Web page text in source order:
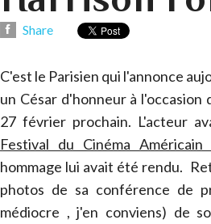
Share
C'est le Parisien qui l'annonce
un César d'honneur à l'occasion
27 février prochain. L'acteur
Festival du Cinéma
hommage lui avait été rendu.
photos de sa conférence de
médiocre , j'en conviens) de